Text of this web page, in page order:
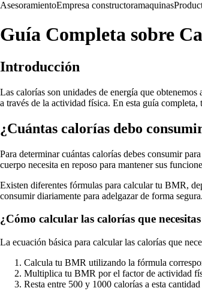
AsesoramientoEmpresa constructoramaquinas
Guía Completa sobre
Introducción
Las calorías son unidades de energía que
a través de la actividad física. En esta guía completa,
¿Cuántas calorías debo
Para determinar cuántas calorías debes consumir
cuerpo necesita en reposo para mantener sus
Existen diferentes fórmulas para calcular tu BMR,
consumir diariamente para adelgazar de forma segura.
¿Cómo calcular las calorías que
La ecuación básica para calcular las calorías que
Calcula tu BMR utilizando la fórmula
Multiplica tu BMR por el factor de actividad
Resta entre 500 y 1000 calorías a esta